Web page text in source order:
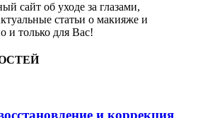
сайт об уходе за глазами,
статьи о макияже и
и только для Вас!